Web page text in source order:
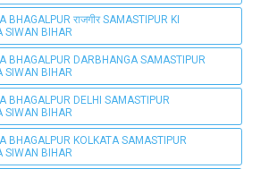
BHAGALPUR राजगीर SAMASTIPUR KI
SIWAN BIHAR
BHAGALPUR DARBHANGA SAMASTIPUR
SIWAN BIHAR
BHAGALPUR DELHI SAMASTIPUR
SIWAN BIHAR
BHAGALPUR KOLKATA SAMASTIPUR
SIWAN BIHAR